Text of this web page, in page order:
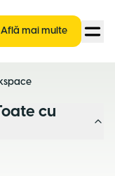
Află mai multe
cu